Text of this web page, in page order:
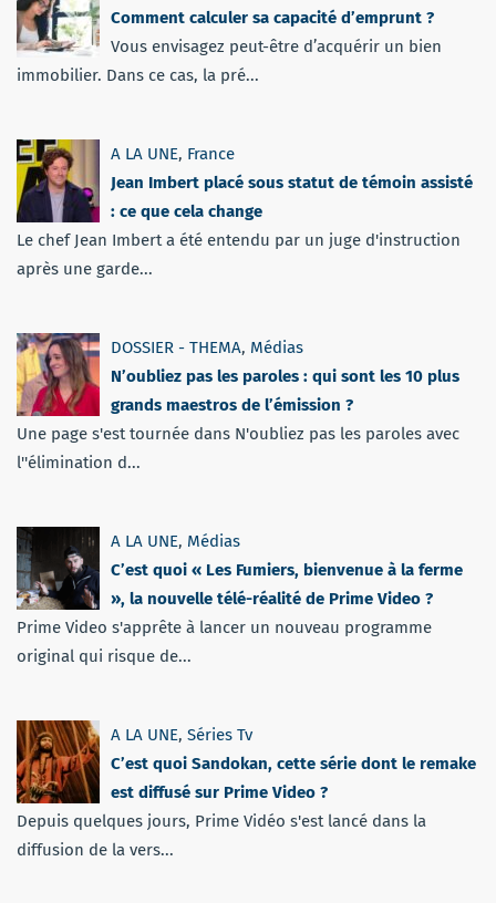
Comment calculer sa capacité d’emprunt ?
Vous envisagez peut-être d’acquérir un bien
immobilier. Dans ce cas, la pré...
A LA UNE, France
Jean Imbert placé sous statut de témoin assisté
: ce que cela change
Le chef Jean Imbert a été entendu par un juge d'instruction
après une garde...
DOSSIER - THEMA, Médias
N’oubliez pas les paroles : qui sont les 10 plus
grands maestros de l’émission ?
Une page s'est tournée dans N'oubliez pas les paroles avec
l''élimination d...
A LA UNE, Médias
C’est quoi « Les Fumiers, bienvenue à la ferme
», la nouvelle télé-réalité de Prime Video ?
Prime Video s'apprête à lancer un nouveau programme
original qui risque de...
A LA UNE, Séries Tv
C’est quoi Sandokan, cette série dont le remake
est diffusé sur Prime Video ?
Depuis quelques jours, Prime Vidéo s'est lancé dans la
diffusion de la vers...